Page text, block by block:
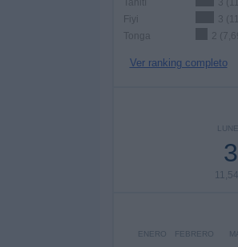
Tahití
3
Fiyi
3
Tonga
2
Ver ranking completo
3
ENERO FEBRERO